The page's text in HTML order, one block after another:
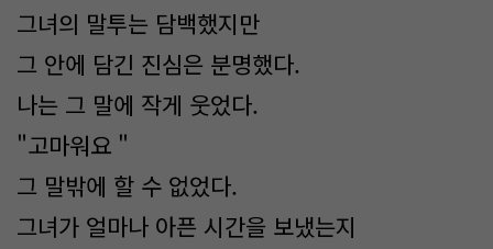
그녀의 말투는 담백했지만
그 안에 담긴 진심은 분명했다.
나는 그 말에 작게 웃었다.
"고마워요 "
그 말밖에 할 수 없었다.
그녀가 얼마나 아픈 시간을 보냈는지